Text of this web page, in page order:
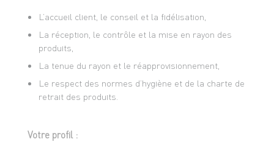
L’accueil client, le conseil et la fidélisation,
La réception, le contrôle et la mise en rayon des
produits,
La tenue du rayon et le réapprovisionnement,
Le respect des normes d’hygiène et de la charte de
retrait des produits.
Votre profil :